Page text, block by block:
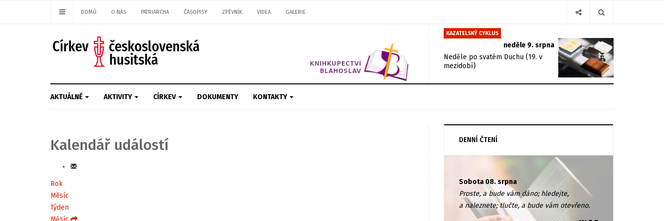
DOMŮ O NÁS PATRIARCHA ČASOPISY ZPĚVNÍK VIDEA GALERIE
KAZATELSKÝ CYKLUS
neděle 9. srpna
Neděle po svatém Duchu (19. v
mezidobí)
AKTUÁLNĚ AKTIVITY CÍRKEV DOKUMENTY KONTAKTY
Kalendář událostí
Rok
Měsíc
Týden
Měsíc
DENNÍ ČTENÍ
Sobota 08. srpna
Proste, a bude vám dáno; hledejte,
a naleznete; tlučte, a bude vám otevřeno.